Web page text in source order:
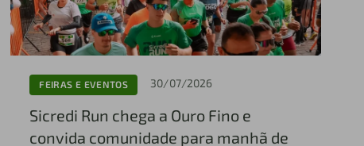
FEIRAS E EVENTOS 30/07/2026
Sicredi Run chega a Ouro Fino e
convida comunidade para manhã de